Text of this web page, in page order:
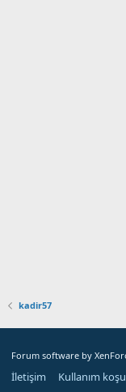
kadir57
Forum software by
İletişim Kullanım